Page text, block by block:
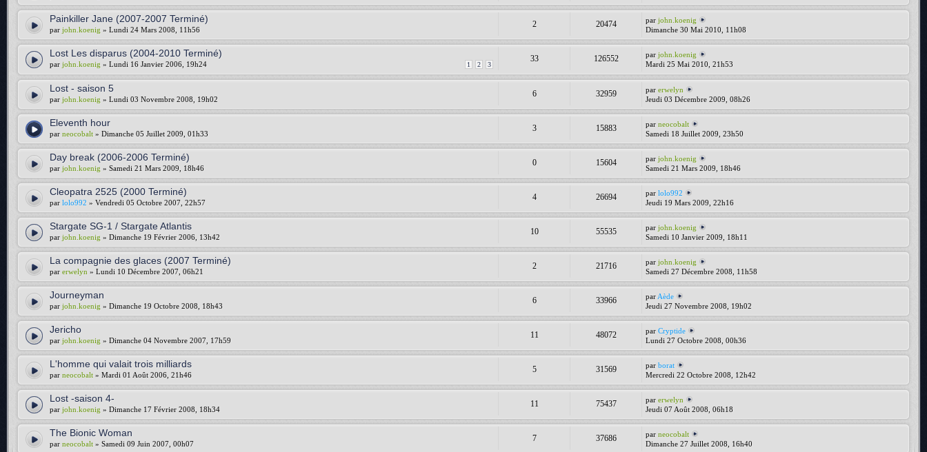
Painkiller Jane (2007-2007 Terminé)
par john.koenig » Lundi 24 Mars 2008, 11h56
2 20474 parjohn.koenig
Dimanche 30 Mai 2010, 11h08
Lost Les disparus (2004-2010 Terminé)
1 2 3
par john.koenig » Lundi 16 Janvier 2006, 19h24
33 126552 parjohn.koenig
Mardi 25 Mai 2010, 21h53
Lost - saison 5
par john.koenig » Lundi 03 Novembre 2008, 19h02
6 32959 parerwelyn
Jeudi 03 Décembre 2009, 08h26
Eleventh hour
par neocobalt » Dimanche 05 Juillet 2009, 01h33
3 15883 parneocobalt
Samedi 18 Juillet 2009, 23h50
Day break (2006-2006 Terminé)
par john.koenig » Samedi 21 Mars 2009, 18h46
0 15604 parjohn.koenig
Samedi 21 Mars 2009, 18h46
Cleopatra 2525 (2000 Terminé)
par lolo992 » Vendredi 05 Octobre 2007, 22h57
4 26694 parlolo992
Jeudi 19 Mars 2009, 22h16
Stargate SG-1 / Stargate Atlantis
par john.koenig » Dimanche 19 Février 2006, 13h42
10 55535 parjohn.koenig
Samedi 10 Janvier 2009, 18h11
La compagnie des glaces (2007 Terminé)
par erwelyn » Lundi 10 Décembre 2007, 06h21
2 21716 parjohn.koenig
Samedi 27 Décembre 2008, 11h58
Journeyman
par john.koenig » Dimanche 19 Octobre 2008, 18h43
6 33966 par Aède
Jeudi 27 Novembre 2008, 19h02
Jericho
par john.koenig » Dimanche 04 Novembre 2007, 17h59
11 48072 parCryptide
Lundi 27 Octobre 2008, 00h36
L'homme qui valait trois milliards
par neocobalt » Mardi 01 Août 2006, 21h46
5 31569 parborat
Mercredi 22 Octobre 2008, 12h42
Lost -saison 4-
par john.koenig » Dimanche 17 Février 2008, 18h34
11 75437 parerwelyn
Jeudi 07 Août 2008, 06h18
The Bionic Woman
par neocobalt » Samedi 09 Juin 2007, 00h07
7 37686 parneocobalt
Dimanche 27 Juillet 2008, 16h40